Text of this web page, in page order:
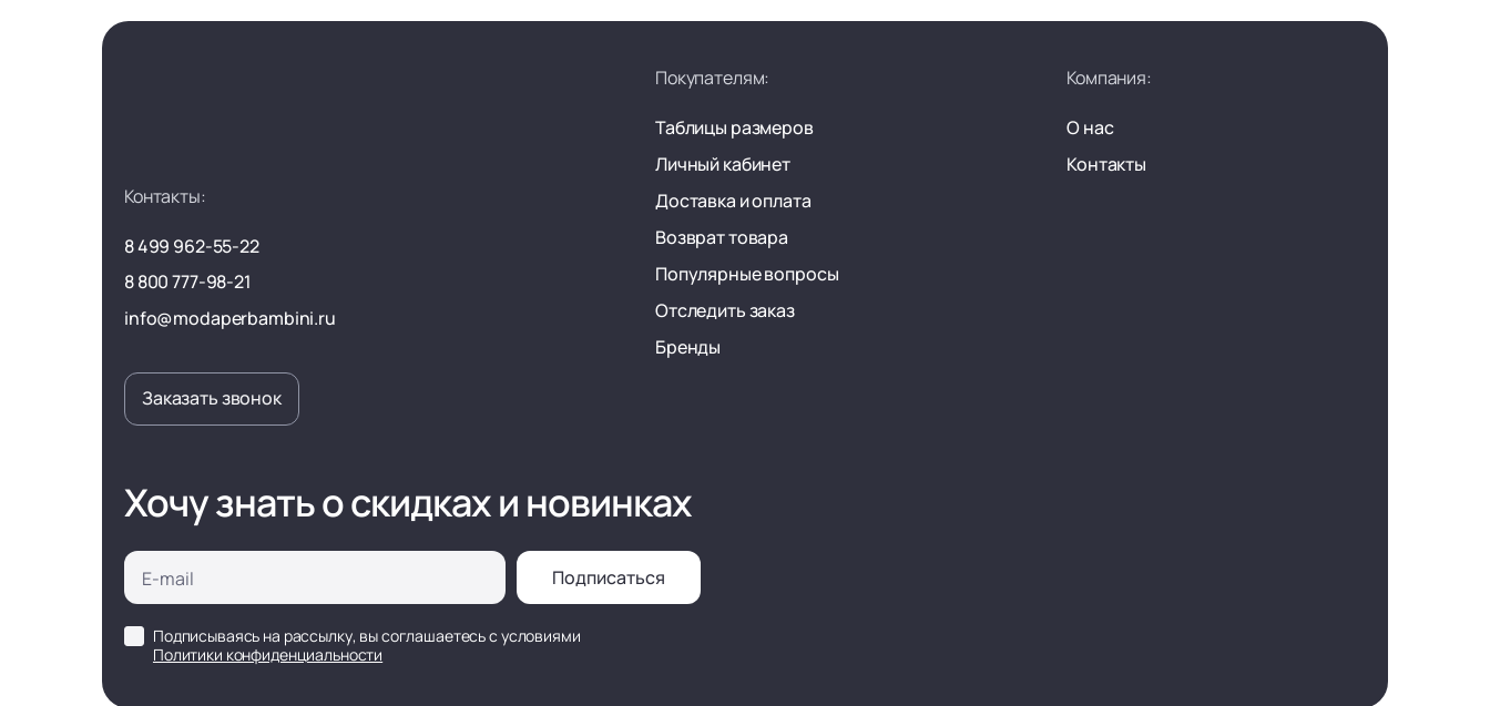
Контакты:
8 499 962-55-22
8 800 777-98-21
info@modaperbambini.ru
Заказать звонок
Покупателям:
Таблицы размеров
Личный кабинет
Доставка и оплата
Возврат товара
Популярные вопросы
Отследить заказ
Бренды
Компания:
О нас
Контакты
Хочу знать о скидках и новинках
Подписаться
Подписываясь на рассылку, вы соглашаетесь с условиями
Политики конфиденциальности